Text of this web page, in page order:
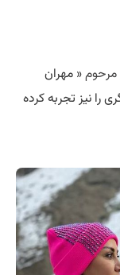
مرحوم« مهران
را نیز تجربه کرده